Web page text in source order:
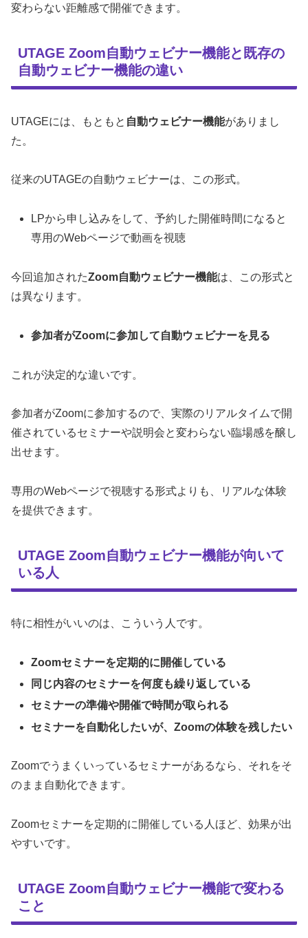
変わらない距離感で開催できます。
UTAGE Zoom自動ウェビナー機能と既存の
自動ウェビナー機能の違い
UTAGEには、もともと 自動ウェビナー機能がありまし
た。
従来のUTAGEの自動ウェビナーは、この形式。
LPから申し込みをして、予約した開催時間になると
専用のWebページで動画を視聴
今回追加されたZoom自動ウェビナー機能は、この形式と
は異なります。
参加者がZoomに参加して自動ウェビナーを見る
これが決定的な違いです。
参加者がZoomに参加するので、実際のリアルタイムで開
催されているセミナーや説明会と変わらない臨場感を醸し
出せます。
専用のWebページで視聴する形式よりも、リアルな体験
を提供できます。
UTAGE Zoom自動ウェビナー機能が向いて
いる人
特に相性がいいのは、こういう人です。
Zoomセミナーを定期的に開催している
同じ内容のセミナーを何度も繰り返している
セミナーの準備や開催で時間が取られる
セミナーを自動化したいが、Zoomの体験を残したい
Zoomでうまくいっているセミナーがあるなら、それをそ
のまま自動化できます。
Zoomセミナーを定期的に開催している人ほど、効果が出
やすいです。
UTAGE Zoom自動ウェビナー機能で変わる
こと